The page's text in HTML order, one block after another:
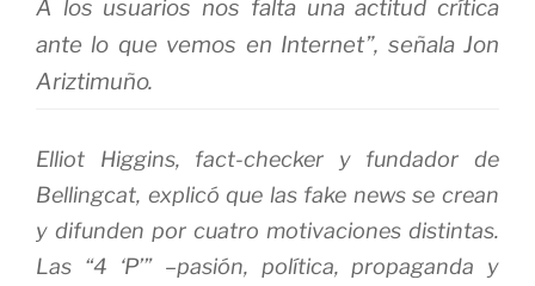
A los usuarios nos falta una actitud crítica
ante lo que vemos en Internet”, señala Jon
Ariztimuño.
Elliot Higgins, fact-checker y fundador de
Bellingcat, explicó que las fake news se crean
y difunden por cuatro motivaciones distintas.
Las “4 ‘P’” –pasión, política, propaganda y